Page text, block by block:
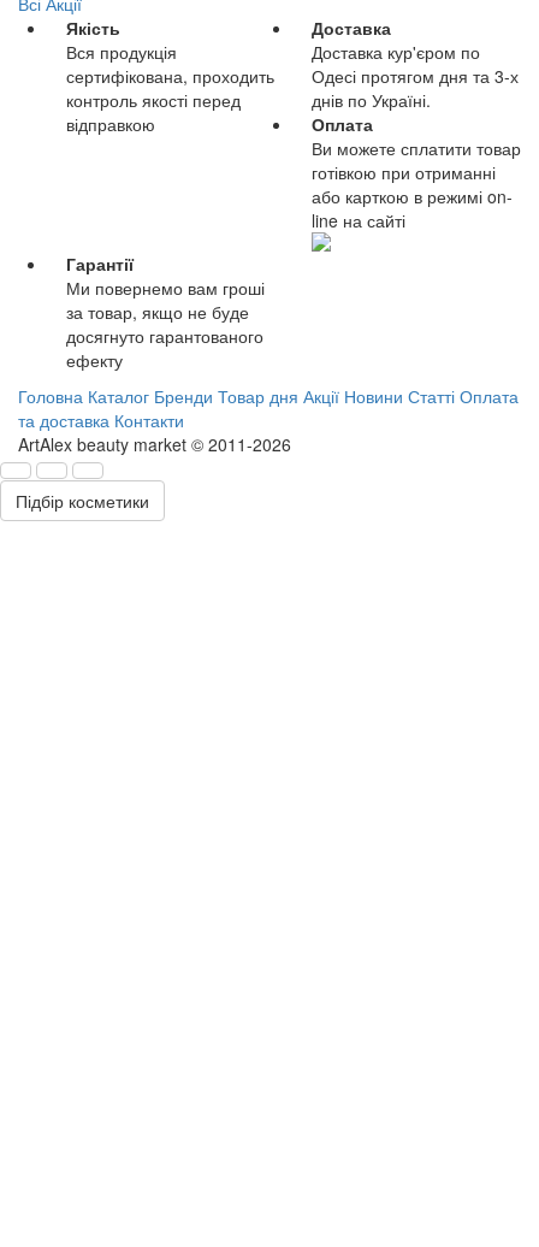
Якість
Вся продукція
сертифікована, проходить
контроль якості перед
відправкою
Доставка
Доставка кур'єром по
Одесі протягом дня та 3-х
днів по Україні.
Оплата
Ви можете сплатити товар
готівкою при отриманні
або карткою в режимі on-
line на сайті
Гарантії
Ми повернемо вам гроші
за товар, якщо не буде
досягнуто гарантованого
ефекту
Головна Каталог Бренди Товар дня Акції Новини Статті Оплата
та доставка Контакти
ArtAlex beauty market © 2011-2026
Підбір косметики